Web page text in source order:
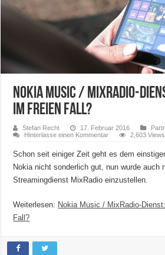
Nokia Music / MixRadio-
im freien Fall?
Stefan Recht 17. Februar 2016
Hinterlasse einen Kommentar
2,603 Views
Schon seit einiger Zeit geht es dem
Nokia nicht sonderlich gut, nun wurde auch
Streamingdienst MixRadio einzustellen.
Weiterlesen: Nokia Music / MixRadio-
Fall?